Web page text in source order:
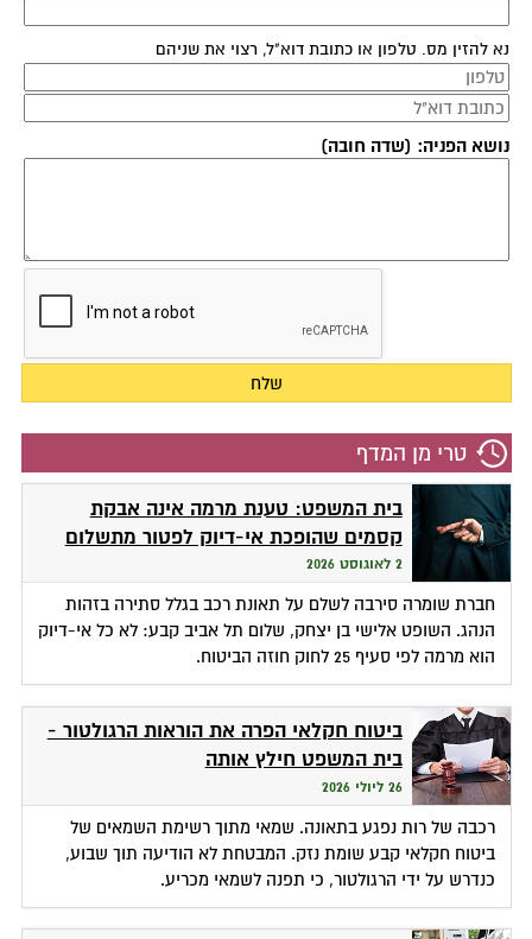
נא להזין מס. טלפון או כתובת דוא"ל, רצוי את שניהם
נושא הפניה: (שדה חובה)
טרי מן המדף
בית המשפט: טענת מרמה אינה אבקת
קסמים שהופכת אי-דיוק לפטור מתשלום
2 לאוגוסט 2026
חברת שומרה סירבה לשלם על תאונת רכב בגלל סתירה בזהות
הנהג. השופט אלישי בן יצחק, שלום תל אביב קבע: לא כל אי-דיוק
הוא מרמה לפי סעיף 25 לחוק חוזה הביטוח.
ביטוח חקלאי הפרה את הוראות הרגולטור -
בית המשפט חילץ אותה
26 ליולי 2026
רכבה של רות נפגע בתאונה. שמאי מתוך רשימת השמאים של
ביטוח חקלאי קבע שומת נזק. המבטחת לא הודיעה תוך שבוע,
כנדרש על ידי הרגולטור, כי תפנה לשמאי מכריע.